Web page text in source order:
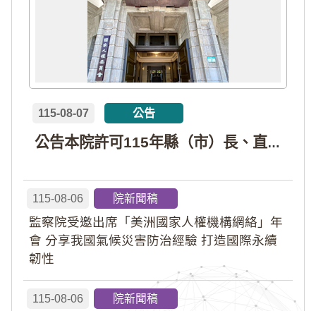
公告本院許可115年縣（市）長、直轄市議員、縣（市）議員擬參選人開立政治獻金專戶共計4戶。各專戶得收受政治獻金期間為自專戶許可設立日起至115年11月27日止，專戶名冊詳如附件。
115-08-07 公告
115-08-06 院新聞稿
監察院受邀出席「美洲國家人權機構網絡」年
會 分享我國氣候災害防治經驗 打造國際永續
韌性
115-08-06 院新聞稿